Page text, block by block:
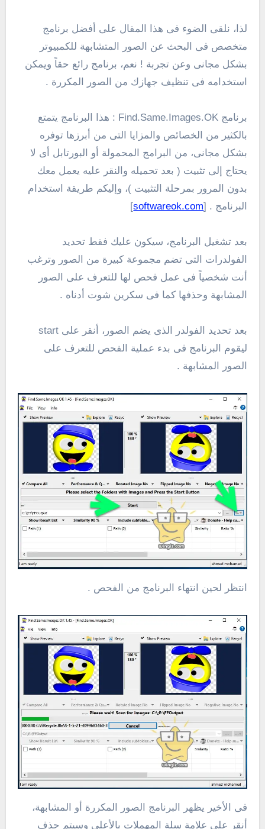
لذا، نلقى الضوء فى هذا المقال على أفضل برنامج
متخصص فى البحث عن الصور المتشابهة للكمبيوتر
بشكل مجانى وعن تجربة ! نعم، برنامج رائع حقاً ويمكن
استخدامه فى تنظيف جهازك من الصور المكررة .
برنامج Find.Same.Images.OK : هذا البرنامج يتمتع
بالكثير من الخصائص والمزايا التى من أبرزها توفره
بشكل مجانى، من البرامج المحمولة أو البورتابل أى لا
يحتاج إلى تثبيت ( بعد تحميله والنقر عليه يعمل معك
بدون المرور بمرحلة التثبيت )، وإليكم طريقة استخدام
البرنامج . [softwareok.com
]
بعد تشغيل البرنامج، سيكون عليك فقط تحديد
الفولدرات التى تضم مجموعة كبيرة من الصور وترغب
أنت شخصياً فى عمل فحص لها للتعرف على الصور
المشابهة وحذفها كما فى سكرين شوت أدناه .
بعد تحديد الفولدر الذى يضم الصور، أنقر على start
ليقوم البرنامج فى بدء عملية الفحص للتعرف على
الصور المشابهة .
انتظر لحين انتهاء البرنامج من الفحص .
فى الأخير يظهر البرنامج الصور المكررة أو المشابهة،
أنقر على علامة سلة المهملات بالأعلى وسيتم حذف